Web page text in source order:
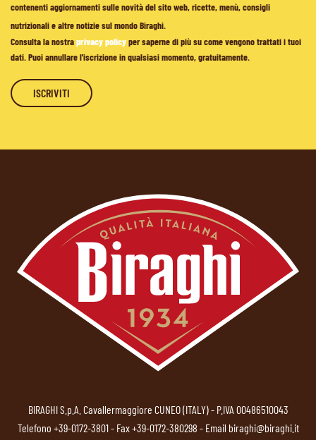
contenenti aggiornamenti sulle novità del sito web, ricette, menù, consigli
nutrizionali e altre notizie sul mondo Biraghi.
Consulta la nostraprivacy policyper saperne di più su come vengono trattati i tuoi
dati. Puoi annullare l'iscrizione in qualsiasi momento, gratuitamente.
BIRAGHI S.p.A. Cavallermaggiore CUNEO (ITALY) - P.IVA 00486510043
Telefono +39-0172-3801- Fax +39-0172-380298 - Email biraghi@biraghi.it